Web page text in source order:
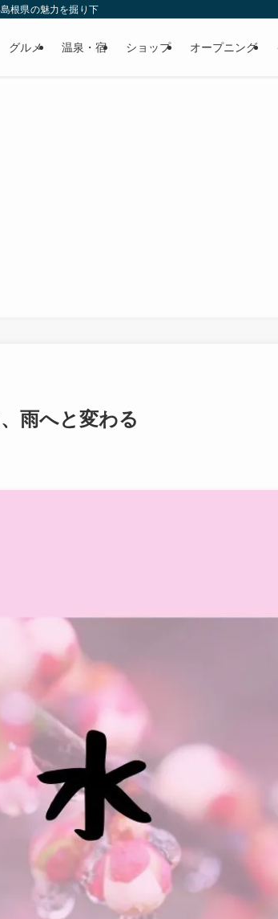
根県の魅力を掘り下げてみた
グルメ 温泉・宿 ショップ オープニング
雨へと変わる